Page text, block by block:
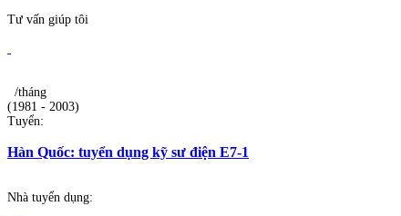
Tư vấn giúp tôi
/tháng
(1981 - 2003)
Tuyển:
Hàn Quốc: tuyển dụng kỹ sư điện E7-1
Nhà tuyển dụng: